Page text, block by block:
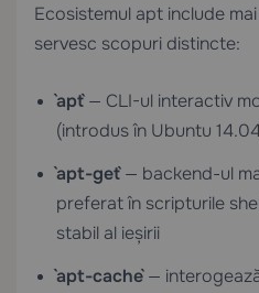
Ecosistemul apt include
servesc scopuri distincte:
`apt`— CLI-ul interactiv
(introdus în Ubuntu
`apt-get`— backend-ul
preferat în scripturile
stabil al ieșirii
`apt-cache`—